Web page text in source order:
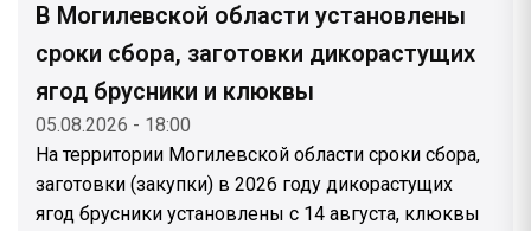
В Могилевской области установлены
сроки сбора, заготовки дикорастущих
ягод брусники и клюквы
05.08.2026 - 18:00
На территории Могилевской области сроки сбора,
заготовки (закупки) в 2026 году дикорастущих
ягод брусники установлены с 14 августа, клюквы